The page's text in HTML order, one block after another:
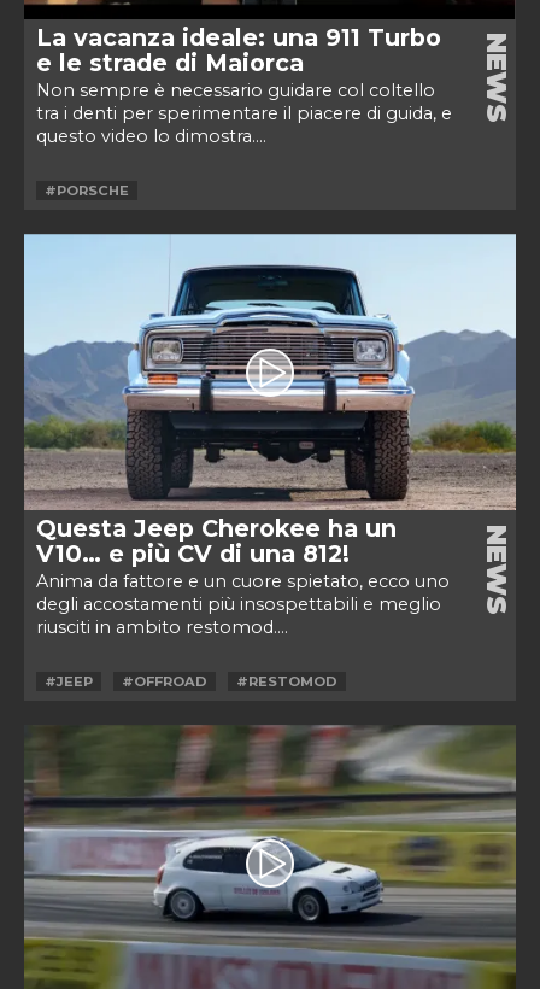
La vacanza ideale: una 911 Turbo
e le strade di Maiorca
Non sempre è necessario guidare col coltello
tra i denti per sperimentare il piacere di guida, e
questo video lo dimostra....
NEWS
#PORSCHE
Questa Jeep Cherokee ha un
V10… e più CV di una 812!
Anima da fattore e un cuore spietato, ecco uno
degli accostamenti più insospettabili e meglio
riusciti in ambito restomod....
NEWS
#JEEP #OFFROAD #RESTOMOD